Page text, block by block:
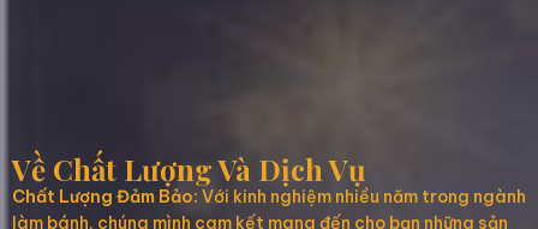
Về Chất Lượng Và Dịch Vụ
Chất Lượng Đảm Bảo: Với kinh nghiệm nhiều năm trong ngành
làm bánh, chúng mình cam kết mang đến cho bạn những sản